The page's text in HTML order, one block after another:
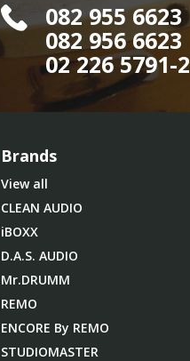
082 955 6623
082 956 6623
02 226 5791-2
Brands
View all
CLEAN AUDIO
iBOXX
D.A.S. AUDIO
Mr.DRUMM
REMO
ENCORE By REMO
STUDIOMASTER